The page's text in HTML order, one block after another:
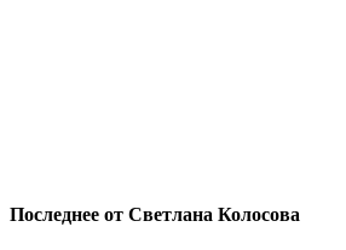
Последнее от Светлана Колосова